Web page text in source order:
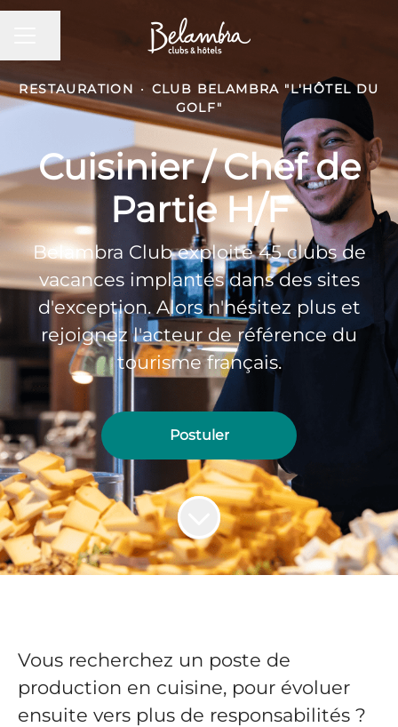
RESTAURATION · CLUB BELAMBRA "L'HÔTEL DU
GOLF"
Cuisinier / Chef de
Partie H/F
Belambra Club exploite 45 clubs de
vacances implantés dans des sites
d'exception. Alors n'hésitez plus et
rejoignez l'acteur de référence du
tourisme français.
Postuler
Vous recherchez un poste de
production en cuisine, pour évoluer
ensuite vers plus de responsabilités ?